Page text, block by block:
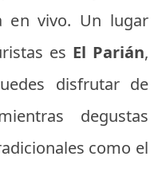
en vivo. Un lugar
es El Parián,
disfrutar de
degustas
como el